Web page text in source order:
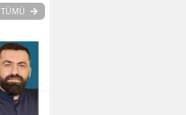
TÜMÜ